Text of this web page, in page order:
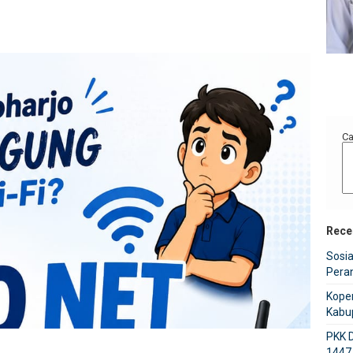
Hidayat, S.Pd M.Talifan Alfanu
PKK